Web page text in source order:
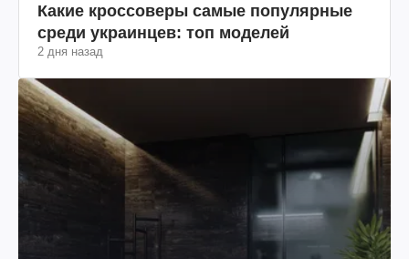
Какие кроссоверы самые популярные
среди украинцев: топ моделей
2 дня назад